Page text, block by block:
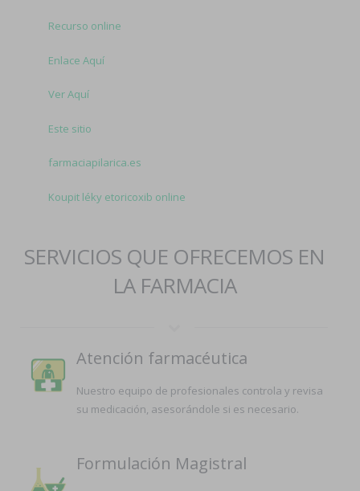
Recurso online
Enlace Aquí
Ver Aquí
Este sitio
farmaciapilarica.es
Koupit léky etoricoxib online
SERVICIOS QUE OFRECEMOS EN
LA FARMACIA
Atención farmacéutica
Nuestro equipo de profesionales controla y revisa
su medicación, asesorándole si es necesario.
Formulación Magistral